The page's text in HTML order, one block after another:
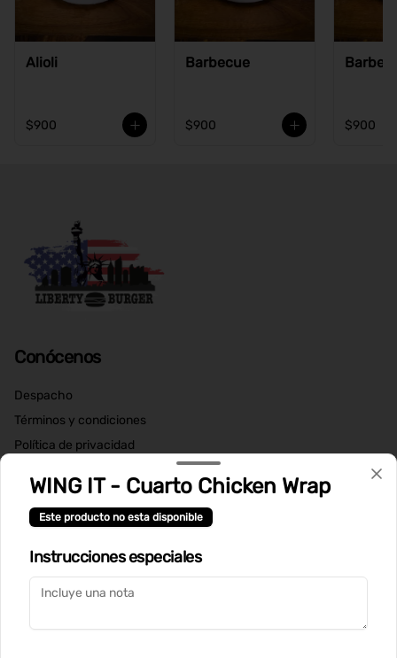
Alioli
$900
Barbecue
$900 $900
Conócenos
Despacho
Términos y condiciones
Política de privacidad
Redes sociales
Instagram
Mi cuenta
Iniciar sesión
WING IT - Cuarto Chicken Wrap
Este producto no esta disponible
Instrucciones especiales